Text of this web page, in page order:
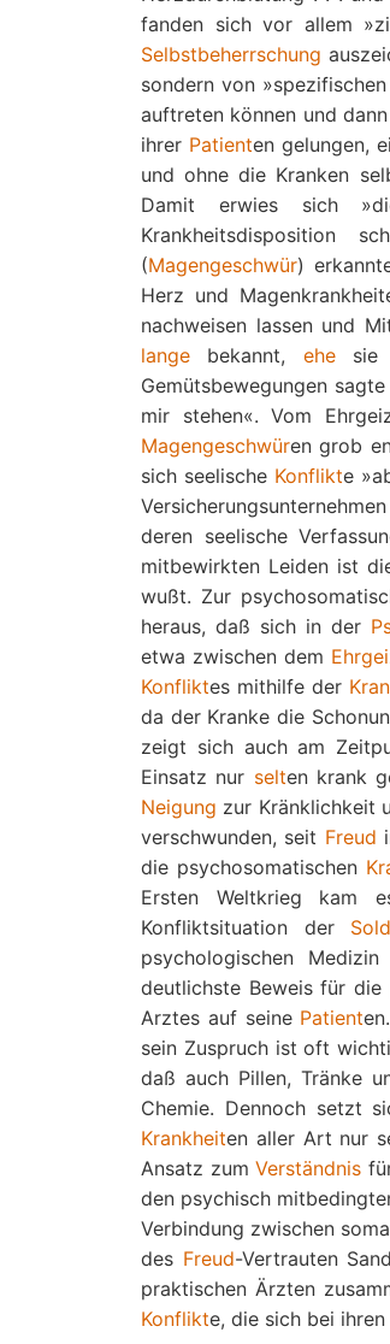
fanden sich vor allem
Selbstbeherrschung
sondern von
auftreten können und
ihrer Patienten gelungen,
und ohne die Kranken
Damit erwies sich
Krankheitsdisposition
(Magengeschwür)
Herz und
nachweisen lassen und
lange bekannt, ehesie
Gemütsbewegungen
mir stehen«. Vom
Magengeschwüren grob
sich seelische Konflikte
deren seelische
mitbewirkten Leiden ist
wußt. Zur
heraus, daß sich in der
etwa zwischen dem
Konfliktes mithilfe der
da der Kranke die
zeigt sich auch am
Einsatz nur selten krank
Neigung zur Kränklichkeit
verschwunden, seit Freud
die psychosomatischen
Ersten Weltkrieg kam
Konfliktsituation der
psychologischen
deutlichste Beweis für die
Arztes auf seine Patient
sein Zuspruch ist oft
daß auch Pillen, Tränke
Chemie. Dennoch setzt
Krankheiten aller Art nur
Ansatz zumVerständnis
den psychisch
Verbindung zwischen
des Freud-Vertrauten
praktischen Ärzten
Konflikte, die sich bei ihren